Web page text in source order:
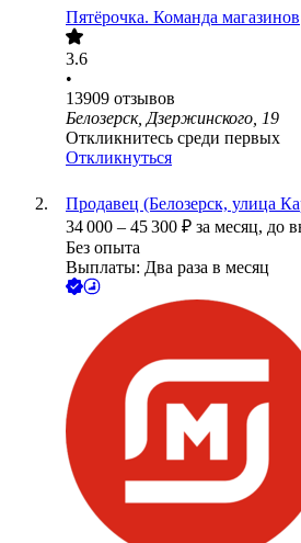
Пятёрочка. Команда магазинов
3.6
•
13909 отзывов
Белозерск, Дзержинского, 19
Откликнитесь среди первых
Откликнуться
Продавец (Белозерск, улица
34 000 – 45 300 ₽ за месяц, до
Без опыта
Выплаты: Два раза в месяц